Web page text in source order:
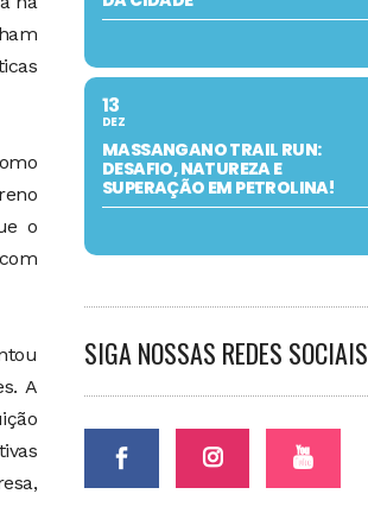
o
A
13
DEZ
MASSANGANO TRAIL RUN:
DESAFIO, NATUREZA E
SUPERAÇÃO EM PETROLINA!
SIGA NOSSAS REDES SOCIAIS